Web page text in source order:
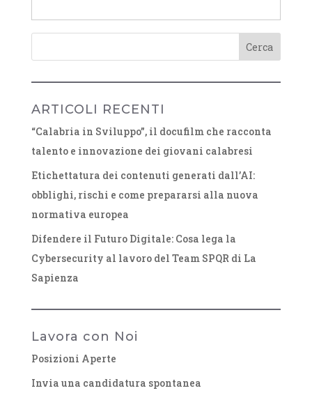
ARTICOLI RECENTI
“Calabria in Sviluppo”, il docufilm che racconta
talento e innovazione dei giovani calabresi
Etichettatura dei contenuti generati dall’AI:
obblighi, rischi e come prepararsi alla nuova
normativa europea
Difendere il Futuro Digitale: Cosa lega la
Cybersecurity al lavoro del Team SPQR di La
Sapienza
Lavora con Noi
Posizioni Aperte
Invia una candidatura spontanea